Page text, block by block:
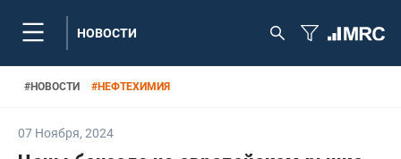
НОВОСТИ
#НОВОСТИ #НЕФТЕХИМИЯ
07 Ноября, 2024